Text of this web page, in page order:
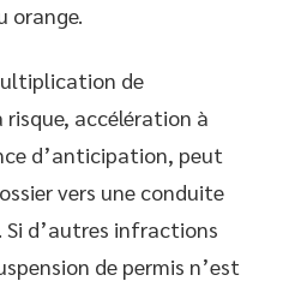
orange.
de
accélération à
d’anticipation, peut
vers une conduite
Si d’autres infractions
de permis n’est